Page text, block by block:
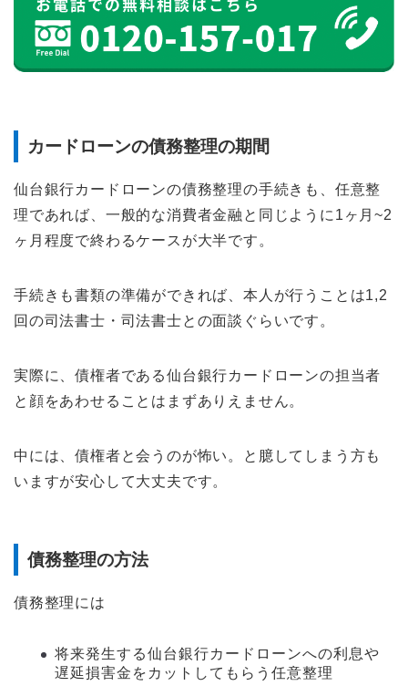
カードローンの債務整理の期間
仙台銀行カードローンの債務整理の手続きも、任意整
理であれば、一般的な消費者金融と同じように1ヶ月~2
ヶ月程度で終わるケースが大半です。
手続きも書類の準備ができれば、本人が行うことは1,2
回の司法書士・司法書士との面談ぐらいです。
実際に、債権者である仙台銀行カードローンの担当者
と顔をあわせることはまずありえません。
中には、債権者と会うのが怖い。と臆してしまう方も
いますが安心して大丈夫です。
債務整理の方法
債務整理には
将来発生する仙台銀行カードローンへの利息や
遅延損害金をカットしてもらう任意整理